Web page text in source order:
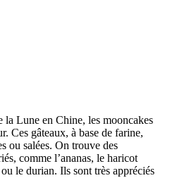
la Lune en Chine, les mooncakes
Ces gâteaux, à base de farine,
ou salées. On trouve des
comme l’ananas, le haricot
le durian. Ils sont très appréciés